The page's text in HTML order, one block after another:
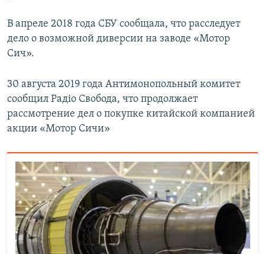
В апреле 2018 года СБУ сообщала, что расследует
дело о возможной диверсии на заводе «Мотор
Сич».
30 августа 2019 года Антимонопольный комитет
сообщил Радіо Свобода, что продолжает
рассмотрение дел о покупке китайской компанией
акции «Мотор Сичи»